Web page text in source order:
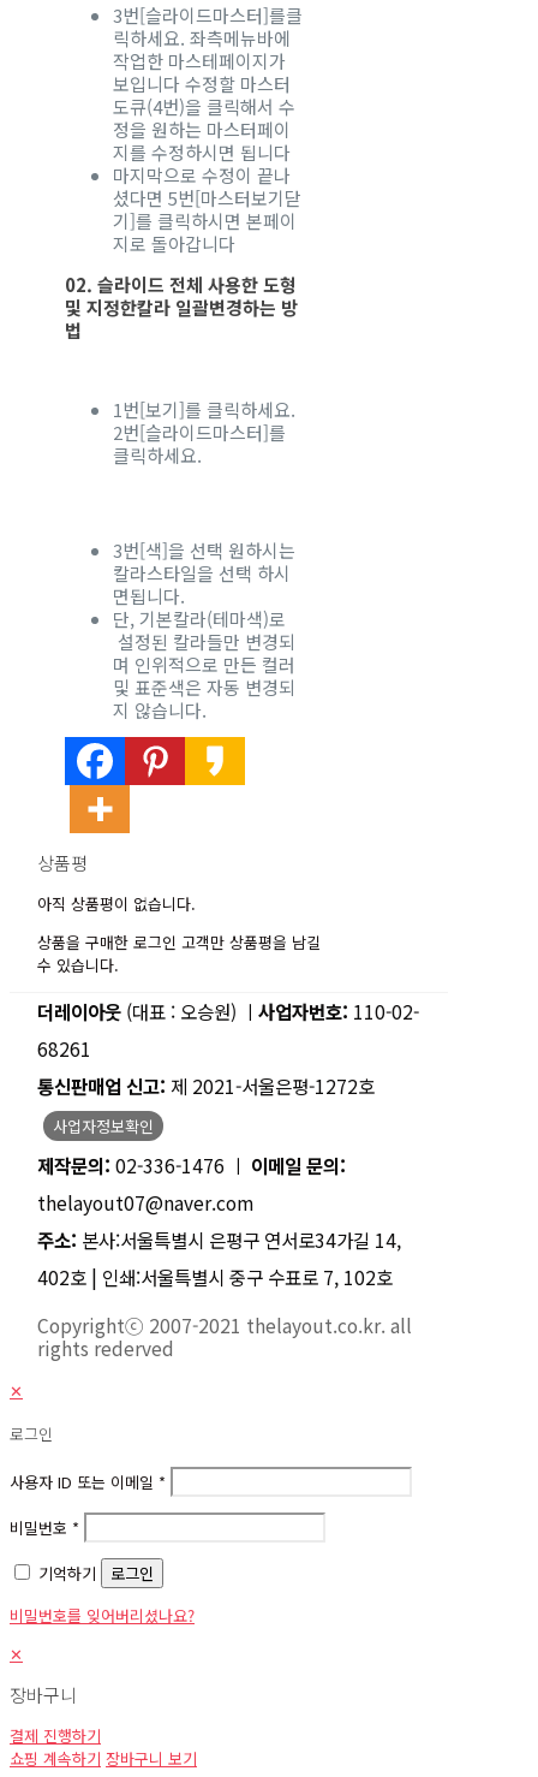
3번[슬라이드마스터]를클
릭하세요. 좌측메뉴바에
작업한 마스테페이지가
보입니다 수정할 마스터
도큐(4번)을 클릭해서 수
정을 원하는 마스터페이
지를 수정하시면 됩니다
마지막으로 수정이 끝나
셨다면 5번[마스터보기닫
기]를 클릭하시면 본페이
지로 돌아갑니다
02. 슬라이드 전체 사용한 도형
및 지정한칼라 일괄변경하는 방
법
1번[보기]를 클릭하세요.
2번[슬라이드마스터]를
클릭하세요.
3번[색]을 선택 원하시는
칼라스타일을 선택 하시
면됩니다.
단, 기본칼라(테마색)로
설정된 칼라들만 변경되
며 인위적으로 만든 컬러
및 표준색은 자동 변경되
지 않습니다.
상품평
아직 상품평이 없습니다.
상품을 구매한 로그인 고객만 상품평을 남길
수 있습니다.
더레이아웃 (대표 : 오승원) ㅣ 사업자번호: 110-02-
68261
통신판매업 신고: 제 2021-서울은평-1272호
사업자정보확인
제작문의: 02-336-1476 ㅣ 이메일 문의:
thelayout07@naver.com
주소: 본사:서울특별시 은평구 연서로34가길 14,
402호 | 인쇄:서울특별시 중구 수표로 7, 102호
Copyrightⓒ 2007-2021 thelayout.co.kr. all
rights rederved
✕
로그인
사용자 ID 또는 이메일 *
비밀번호 *
기억하기
로그인
비밀번호를 잊어버리셨나요?
✕
장바구니
결제 진행하기
쇼핑 계속하기 장바구니 보기